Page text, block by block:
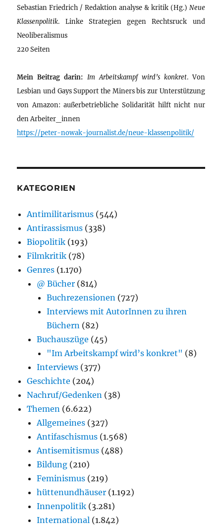
Sebastian Friedrich / Redaktion analyse & kritik (Hg.) Neue
Klassenpolitik. Linke Strategien gegen Rechtsruck und
Neoliberalismus
220 Seiten
Mein Beitrag darin: Im Arbeitskampf wird’s konkret. Von
Lesbian und Gays Support the Miners bis zur Unterstützung
von Amazon: außerbetriebliche Solidarität hilft nicht nur
den Arbeiter_innen
https://peter-nowak-journalist.de/neue-klassenpolitik/
KATEGORIEN
Antimilitarismus (544)
Antirassismus (338)
Biopolitik (193)
Filmkritik (78)
Genres (1.170)
@ Bücher (814)
Buchrezensionen (727)
Interviews mit AutorInnen zu ihren
Büchern (82)
Buchauszüge (45)
"Im Arbeitskampf wird’s konkret" (8)
Interviews (377)
Geschichte (204)
Nachruf/Gedenken (38)
Themen (6.622)
Allgemeines (327)
Antifaschismus (1.568)
Antisemitismus (488)
Bildung (210)
Feminismus (219)
hüttenundhäuser (1.192)
Innenpolitik (3.281)
International (1.842)